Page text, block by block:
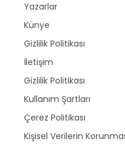
Yazarlar
Künye
Gizlilik Politikası
İletişim
Gizlilik Politikası
Kullanım Şartları
Çerez Politikası
Kişisel Verilerin